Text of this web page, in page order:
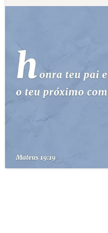
10 MANDAMENTOS
ESTUDOS BÍBLICOS
ESBOÇOS DE PREGAÇÃO
PERGUNTE À BÍBLIA